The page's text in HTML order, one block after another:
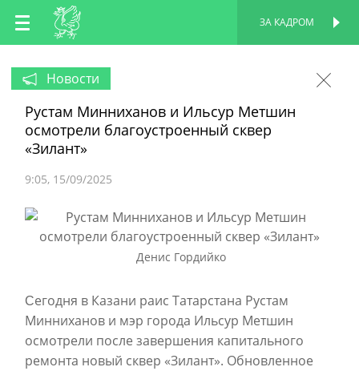
RU
EN
ЗА КАДРОМ
Новости
Рустам Минниханов и Ильсур Метшин
осмотрели благоустроенный сквер
«Зилант»
9:05 15/09/2025
Денис Гордийко
Сегодня в Казани раис Татарстана Рустам
Минниханов и мэр города Ильсур Метшин
осмотрели после завершения капитального
ремонта новый сквер «Зилант». Обновленное
ПЕРСОНАЛЬНАЯ